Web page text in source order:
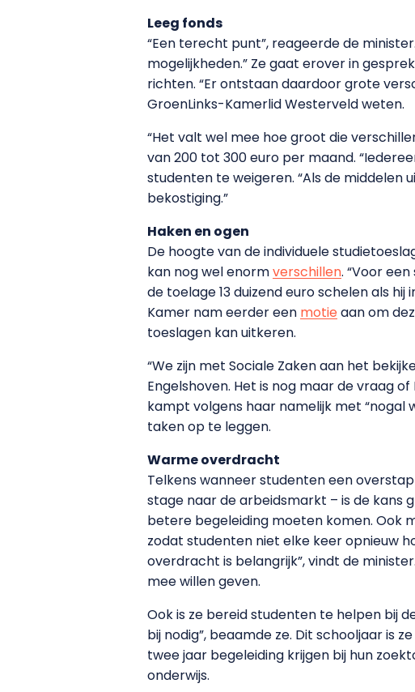
Leeg fonds
“Een terecht punt”, reageerde de
mogelijkheden.” Ze gaat erover in
richten. “Er ontstaan daardoor grote
GroenLinks-Kamerlid Westerveld weten.
“Het valt wel mee hoe groot die
van 200 tot 300 euro per maand.
studenten te weigeren. “Als de middelen
bekostiging.”
Haken en ogen
De hoogte van de individuele
kan nog wel enormverschillen. “Voor
de toelage 13 duizend euro schelen als
Kamer nam eerder een motieaan om
toeslagen kan uitkeren.
“We zijn met Sociale Zaken aan het
Engelshoven. Het is nog maar de vraag
kampt volgens haar namelijk met “nogal
taken op te leggen.
Warme overdracht
Telkens wanneer studenten een
stage naar de arbeidsmarkt – is de kans
betere begeleiding moeten komen. Ook
zodat studenten niet elke keer opnieuw
overdracht is belangrijk”, vindt de
mee willen geven.
Ook is ze bereid studenten te helpen bij
bij nodig”, beaamde ze. Dit schooljaar is
twee jaar begeleiding krijgen bij hun
onderwijs.